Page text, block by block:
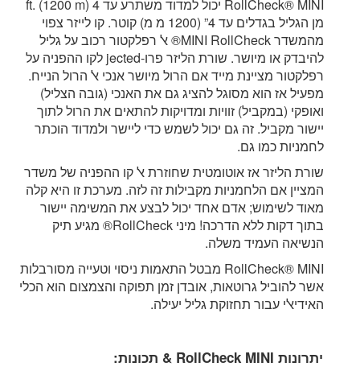
RollCheck® MINI יכול למדוד משתרע עד 4 ft. (1200 m)
מן הגליל בגדלים עד 4” (1200 מ מ) קוטר. קו לייזר צפוי
מהמשדר MINI RollCheck® אל רפלקטור רכוב על גליל
להיבדק או מיושר. שורת הליזר פרו-jected לקו ההפניה על
רפלקטור מציינת מייד אם הרול מיושר אנכי אל הרול הנייח.
מפעיל אז הוא מסוגל להציג גם את האנכי (גובה הצליל)
ואופקי (במקביל) זוויות ומדויקות להתאים את הרול לתוך
יישור מקביל. זה גם יכול לשמש כדי ליישר ולמדוד הוכתר
לחמניות כמו גם.
שורת הליזר אז אוטומטית שחוזרת אל קו ההפניה של משדר
המציין אם הלחמניות מקבילות זה לזה. מערכת זו היא קלה
מאוד לשימוש; אדם אחד יכול לבצע את המשימה יישור
בתוך דקות ללא הדרכה! מיני RollCheck® מגיע תיק
הנשיאה העמיד משלה.
RollCheck® MINI מבטל התאמות ניסוי וטעייה מסורבלות
אשר להוביל גרוטאות, אובדן זמן תפוקה והצמצום הוא הכלי
האידיאלי עבור תחזוקת גליל יעילה.
יתרונות RollCheck MINI & תכונות: